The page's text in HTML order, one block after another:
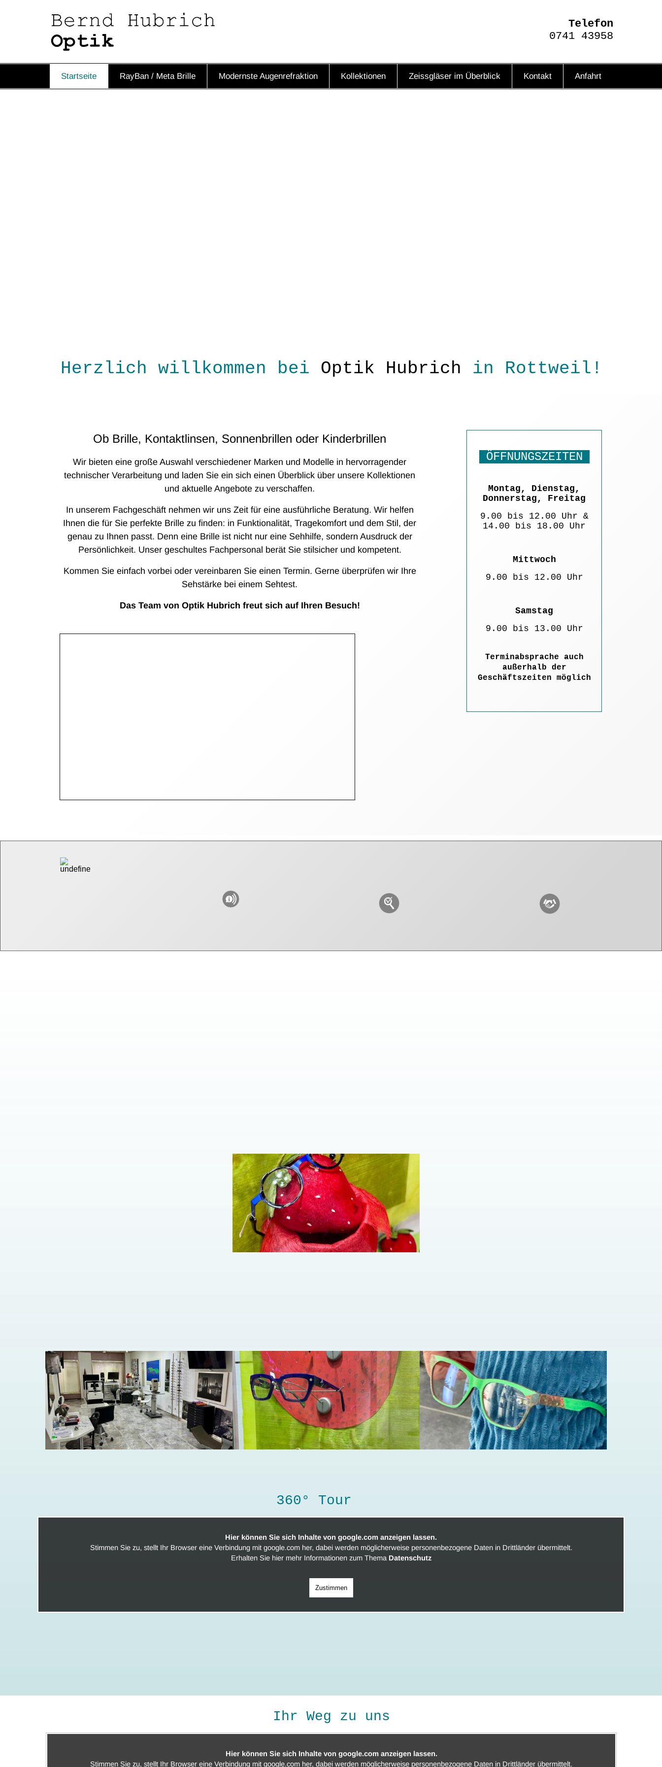
Startseite RayBan / Meta Brille Modernste Augenrefraktion Kollektionen Zeissgläser im Überblick Kontakt Anfahrt
Telefon
0741 43958
Herzlich willkommen bei Optik Hubrich in Rottweil!
Ob Brille, Kontaktlinsen, Sonnenbrillen oder Kinderbrillen
Wir bieten eine große Auswahl verschiedener Marken und Modelle in hervorragender
technischer Verarbeitung und laden Sie ein sich einen Überblick über unsere Kollektionen
und aktuelle Angebote zu verschaffen.
In unserem Fachgeschäft nehmen wir uns Zeit für eine ausführliche Beratung. Wir helfen
Ihnen die für Sie perfekte Brille zu finden: in Funktionalität, Tragekomfort und dem Stil, der
genau zu Ihnen passt. Denn eine Brille ist nicht nur eine Sehhilfe, sondern Ausdruck der
Persönlichkeit. Unser geschultes Fachpersonal berät Sie stilsicher und kompetent.
Kommen Sie einfach vorbei oder vereinbaren Sie einen Termin. Gerne überprüfen wir Ihre
Sehstärke bei einem Sehtest.
Das Team von Optik Hubrich freut sich auf Ihren Besuch!
ÖFFNUNGSZEITEN
Montag, Dienstag,
Donnerstag, Freitag
9.00 bis 12.00 Uhr &
14.00 bis 18.00 Uhr
Mittwoch
9.00 bis 12.00 Uhr
Samstag
9.00 bis 13.00 Uhr
Terminabsprache auch
außerhalb der
Geschäftszeiten möglich
360° Tour
Hier können Sie sich Inhalte von google.com anzeigen lassen.
Stimmen Sie zu, stellt Ihr Browser eine Verbindung mit google.com her, dabei werden möglicherweise personenbezogene Daten in Drittländer übermittelt.
Erhalten Sie hier mehr Informationen zum Thema Datenschutz
Zustimmen
Ihr Weg zu uns
Hier können Sie sich Inhalte von google.com anzeigen lassen.
Stimmen Sie zu, stellt Ihr Browser eine Verbindung mit google.com her, dabei werden möglicherweise personenbezogene Daten in Drittländer übermittelt.